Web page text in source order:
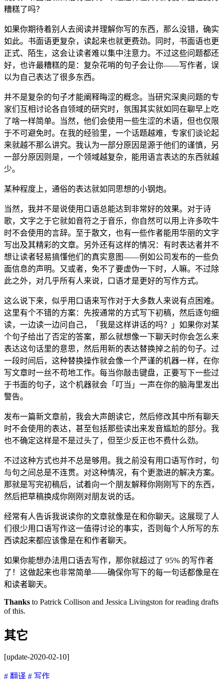
糟糕了吗？
如果你期待着别人去阅读并理解你写的东西，那么没错，确实
如此。书面语更复杂，读起来也就更费劲。同时，书面语也更
正式、陌生，这会让读者难以集中注意力。不过这些问题都还
好，也许最糟糕的是：复杂花哨的句子会让你——写作者，误
以为自己表达了很多东西。
并不是复杂的句子才能阐释晦涩的概念。当研究深奥问题的专
家们互相讨论各自领域的研究时，氛围其实就如同在聊早上吃
了啥一样简单。当然，他们会使用一些生涩的术语，但也仅限
于不可避免时。在我的经验里，一个话题越难，专家们谈论起
来就越不那么讲究。我认为一部分原因是源于他们的谨慎，另
一部分原因则是，一个领域越复杂，能用语言表达的东西就越
少。
某种程度上，通俗的表达就如同思想的小钢炮。
当然，我并不是说使用口语总能达到非常好的效果。对于诗
歌，文字之于它就如音符之于音乐，你自然可以用上许多吹牛
时不会使用的言辞。至于散文，也有一些作者能用华丽的文字
写出及其精彩的文章。另外还有这样的情况：有时表达者并不
想让读者轻易搞懂他们的真实意图——例如公司发布的一些负
面信息的声明。又或者，免不了要虚伪一下时，人嘛。不过除
此之外，对几乎所有人来说，口语才是更好的写作方式。
这么说下来，似乎用口语来写作对于大多数人来说有点困难。
这里有个不错的方案：先按通常的方式写下初稿，然后逐句细
读，一边读一边问自己，「我是这样讲话的吗？」如果你对某
个句子给出了否定的答案，那么就想像一下聊天时你会怎么来
表达这句话里的意思，然后用新的表达替换掉之前的句子。过
一段时间后，这种替换操作就会像一个严谨的机器一样，在你
写文章时一丝不苟地工作。每当你敲击键盘，正要写下一些过
于书面的句子，这个机器就会「叮当」一声在你的脑海里发出
警告。
发布一篇新文章前，我会大声朗读它，然后修改其中所有聊天
时不会使用的表达，甚至包括那些读出来发音尴尬的部分。我
也不确定这样是不是过头了，但至少反正也不费什么劲。
不过这种方式也并不总是够用。我之前没有用口语写作时，句
与句之间总是不连贯。对这种情况，有个更激进的解决方案。
那就是写完初稿后，试着向一个朋友解释你刚刚写下的东西，
然后把草稿换成你刚刚对朋友说的话。
经常有人告诉我说读你的文章就像是在和你聊天。这展现了人
们很少用口语写作这一值得讨论的事实，否则每个人所写的东
西读起来都应该像是在和作者聊天。
如果你能想办法用口语去写作，那你就超过了 95% 的写作者
了！这做起来也非常简单——确保你写下的每一句话都像是在
和读者聊天。
Thanks to Patrick Collison and Jessica Livingston for reading drafts
of this.
其它
[update-2020-02-10]
# 翻译 # 写作